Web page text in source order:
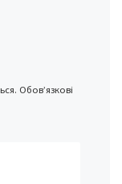
Обов’язкові